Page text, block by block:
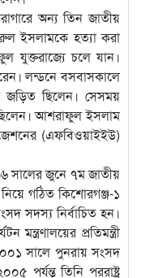
অন্য তিন জাতীয়
ইসলামকে হত্যা করা
যুক্তরাজ্যে চলে যান।
লন্ডনে বসবাসকালে
জড়িত ছিলেন। সেসময়
আশরাফুল ইসলাম
(এফবিওয়াইইউ)
সালের জুনে ৭ম জাতীয়
গঠিত কিশোরগঞ্জ-১
সদস্য নির্বাচিত হন।
প্রতিমন্ত্রী
সালে পুনরায় সংসদ
পর্যন্ত তিনি পররাষ্ট্র